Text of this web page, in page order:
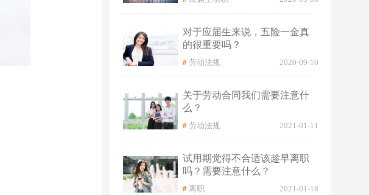
对于应届生来说，五险一金真
的很重要吗？
# 劳动法规 2020-09-10
关于劳动合同我们需要注意什
么？
# 劳动法规 2021-01-11
试用期觉得不合适该趁早离职
吗？需要注意什么？
# 离职 2021-01-18